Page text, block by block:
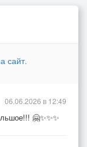
сайт.
🤗✨✨✨
06.06.2026 в 12:49